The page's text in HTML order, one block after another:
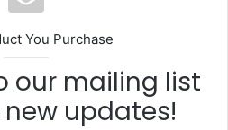
You Purchase
our mailing list
updates!